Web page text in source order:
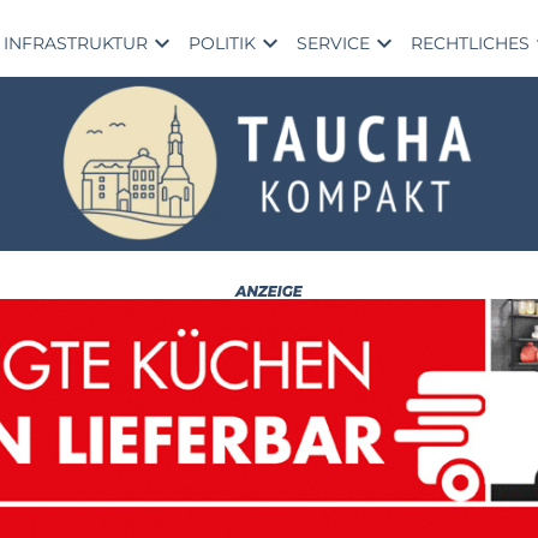
INFRASTRUKTUR expand_more POLITIK expand_more SERVICE expand_more RECHTLICHES